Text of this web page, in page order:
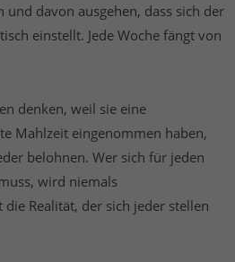
und davon ausgehen, dass sich der
einstellt. Jede Woche fängt von
denken, weil sie eine
Mahlzeit eingenommen haben,
belohnen. Wer sich für jeden
wird niemals
Realität, der sich jeder stellen